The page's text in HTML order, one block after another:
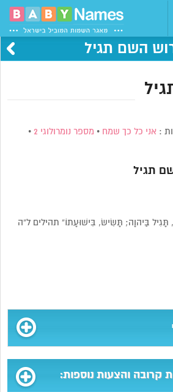
השם תגיל
:אני כל כך שמח • מספר נומרולוגי 2 •
תגיל
תָּגִיל בַּיהוָה; תָּשִׂישׂ, בִּישׁוּעָתוֹ” תהילים ל”ה
קרובה והצעות נוספות: